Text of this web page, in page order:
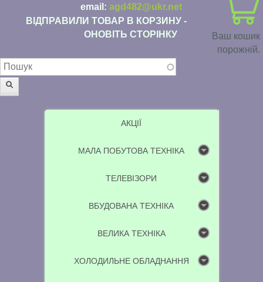
Ваш кошик
порожній.
email: agd482@ukr.net
ВІДПРАВИЛИ ТОВАР В КОРЗИНУ -
ОНОВІТЬ СТОРІНКУ
Пошукова форма
АКЦІЇ
МАЛА ПОБУТОВА ТЕХНІКА
ТЕЛЕВІЗОРИ
ВБУДОВАНА ТЕХНІКА
ВЕЛИКА ТЕХНІКА
ХОЛОДИЛЬНЕ ОБЛАДНАННЯ